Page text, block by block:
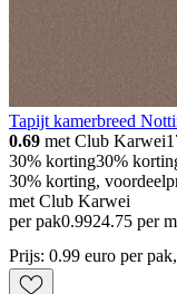
Tapijt kamerbreed
0.69 met Club Karwei
30% korting30%
30% korting,
met Club Karwei
per pak0.9924.75 per
Prijs: 0.99 euro per